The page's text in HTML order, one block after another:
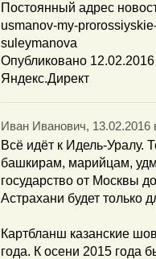
Постоянный адрес
usmanov-my-
suleymanova
Опубликовано
Яндекс.Директ
Иван Иванович, 13.02.2016
Всё идёт к Идель-Уралу.
башкирам, марийцам,
государство от Москвы
Астрахани будет только
Картбланш казанские
года. К осени 2015 года